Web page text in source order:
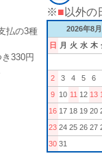
払の3種
330円
※■ 以外の
2026年8月
日
月 火 水 木
2
3 4 5 6
9 10 11 12 13
16 17 18 19 20
23 24 25 26 27
30 31